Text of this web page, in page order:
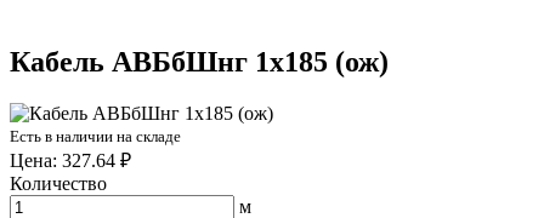
Кабель АВБбШнг 1х185 (ож)
Есть в наличии на складе
Цена: 327.64 ₽
Количество
м